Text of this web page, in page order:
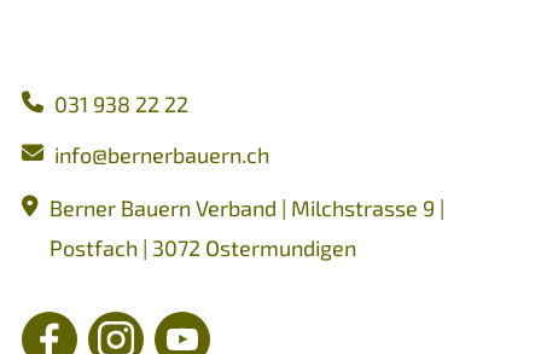
031 938 22 22
nf
b rn rb rn ch
Berner Bauern Verband | Milchstrasse 9 |
Postfach | 3072 Ostermundigen